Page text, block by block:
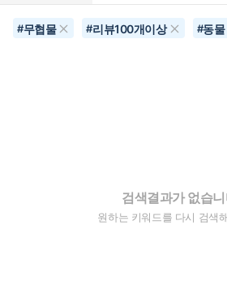
#무협물 #리뷰100개이상 #동물
검색결과가 없습
원하는 키워드를 다시 검색